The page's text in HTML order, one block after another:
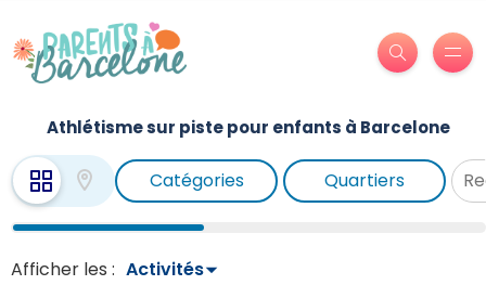
Athlétisme sur piste pour enfants à Barcelone
Catégories Quartiers
Afficher les :